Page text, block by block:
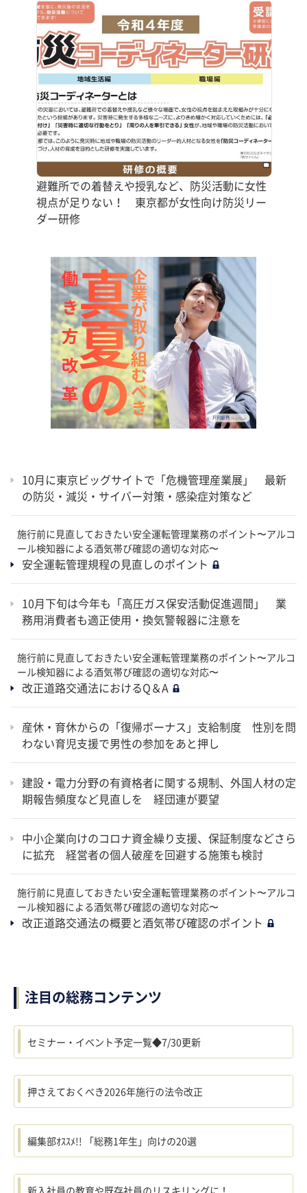
避難所での着替えや授乳など、防災活動に女性
視点が足りない！ 東京都が女性向け防災リー
ダー研修
10月に東京ビッグサイトで「危機管理産業展」 最新
の防災・減災・サイバー対策・感染症対策など
施行前に見直しておきたい安全運転管理業務のポイント〜アルコ
ール検知器による酒気帯び確認の適切な対応〜
安全運転管理規程の見直しのポイント
10月下旬は今年も「高圧ガス保安活動促進週間」 業
務用消費者も適正使用・換気警報器に注意を
施行前に見直しておきたい安全運転管理業務のポイント〜アルコ
ール検知器による酒気帯び確認の適切な対応〜
改正道路交通法におけるQ＆A
産休・育休からの「復帰ボーナス」支給制度 性別を問
わない育児支援で男性の参加をあと押し
建設・電力分野の有資格者に関する規制、外国人材の定
期報告頻度など見直しを 経団連が要望
中小企業向けのコロナ資金繰り支援、保証制度などさら
に拡充 経営者の個人破産を回避する施策も検討
施行前に見直しておきたい安全運転管理業務のポイント〜アルコ
ール検知器による酒気帯び確認の適切な対応〜
改正道路交通法の概要と酒気帯び確認のポイント
注目の総務コンテンツ
セミナー・イベント予定一覧◆7/30更新
押さえておくべき2026年施行の法令改正
編集部ｵｽｽﾒ!! 「総務1年生」向けの20選
新入社員の教育や既存社員のリスキリングに！